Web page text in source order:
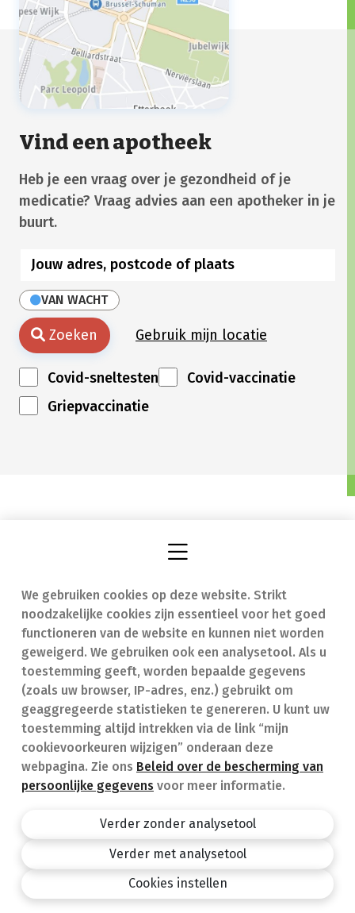
We gebruiken cookies op deze website. Strikt
noodzakelijke cookies zijn essentieel voor het goed
functioneren van de website en kunnen niet worden
geweigerd. We gebruiken ook een analysetool. Als u
toestemming geeft, worden bepaalde gegevens
(zoals uw browser, IP-adres, enz.) gebruikt om
geaggregeerde statistieken te genereren. U kunt uw
toestemming altijd intrekken via de link “mijn
cookievoorkeuren wijzigen” onderaan deze
webpagina. Zie ons Beleid over de bescherming van
persoonlijke gegevens voor meer informatie.
Verder zonder analysetool
Verder met analysetool
Cookies instellen
Vind een apotheek
Heb je een vraag over je gezondheid of je
medicatie? Vraag advies aan een apotheker in je
buurt.
VAN WACHT
Zoeken Gebruik mijn locatie
Covid-sneltesten
Covid-vaccinatie
Griepvaccinatie
Vind een apotheek
Onze expertise
Ziekten
Geneesmiddelen
In geval van nood
Contact
Veelgestelde vragen
(FAQ)
Apotheek.be
Privacy policy
Algemene voorwaarden
design by